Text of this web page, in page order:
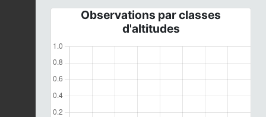
Observations par classes
d'altitudes